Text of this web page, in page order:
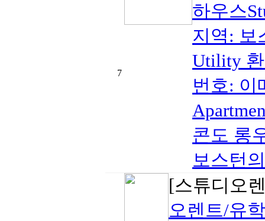
7
하우스
지역: 보
Utility
번호: 이
콘도 롱
보스턴
[스튜디오
오렌트/유